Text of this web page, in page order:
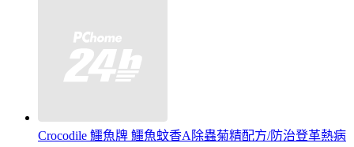
Crocodile 鱷魚牌 鱷魚蚊香A除蟲菊精配方/防治登革熱病